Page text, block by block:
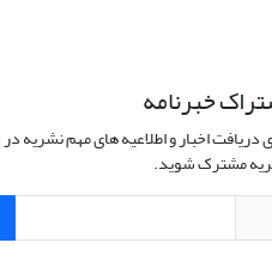
خبرنامه
دریافت اخبار و اطلاعیه های مهم نشریه
مشترک شوید.